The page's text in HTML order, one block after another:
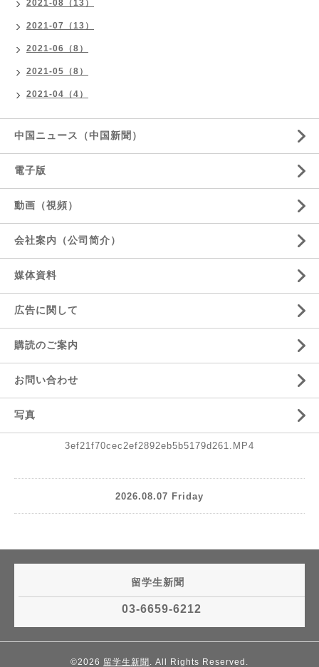
2021-08（13）
2021-07（13）
2021-06（8）
2021-05（8）
2021-04（4）
中国ニュース（中国新聞）
電子版
動画（視頻）
会社案内（公司简介）
媒体資料
広告に関して
購読のご案内
お問い合わせ
写真
3ef21f70cec2ef2892eb5b5179d261.MP4
2026.08.07 Friday
留学生新聞
03-6659-6212
©2026 留学生新聞 . All Rights Reserved.